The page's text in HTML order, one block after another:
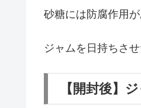
砂糖には防腐作用
ジャムを日持ちさ
【開封後】